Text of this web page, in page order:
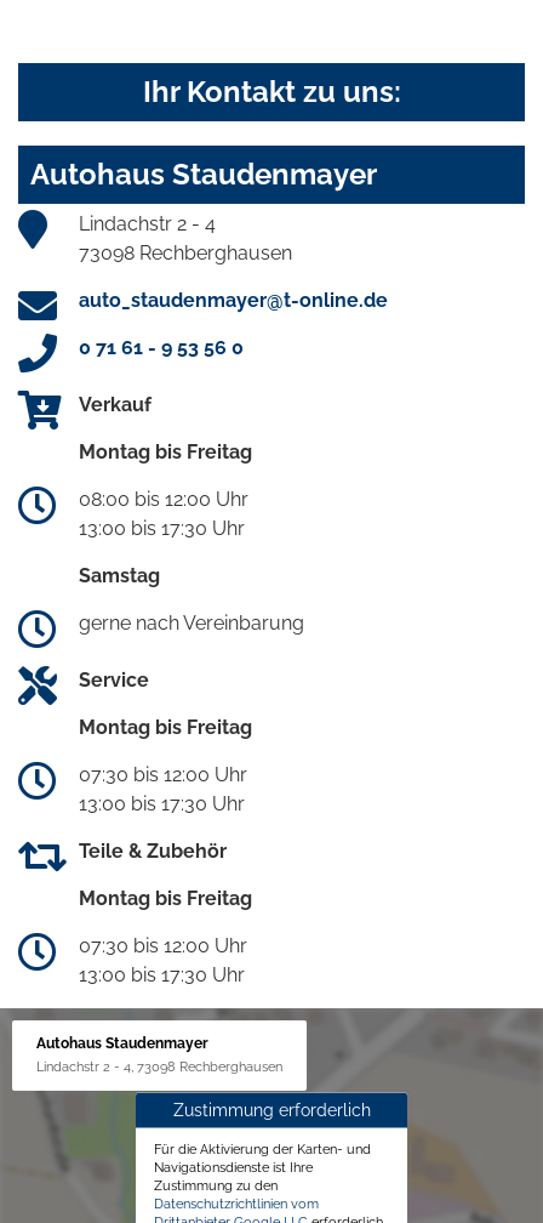
Ihr Kontakt zu uns:
Autohaus Staudenmayer
Lindachstr 2 - 4
73098 Rechberghausen
auto_staudenmayer@t-online.de
0 71 61 - 9 53 56 0
Verkauf
Montag bis Freitag
08:00 bis 12:00 Uhr
13:00 bis 17:30 Uhr
Samstag
gerne nach Vereinbarung
Service
Montag bis Freitag
07:30 bis 12:00 Uhr
13:00 bis 17:30 Uhr
Teile & Zubehör
Montag bis Freitag
07:30 bis 12:00 Uhr
13:00 bis 17:30 Uhr
Autohaus Staudenmayer
Lindachstr 2 - 4, 73098 Rechberghausen
Zustimmung erforderlich
Für die Aktivierung der Karten- und
Navigationsdienste ist Ihre
Zustimmung zu den
Datenschutzrichtlinien vom